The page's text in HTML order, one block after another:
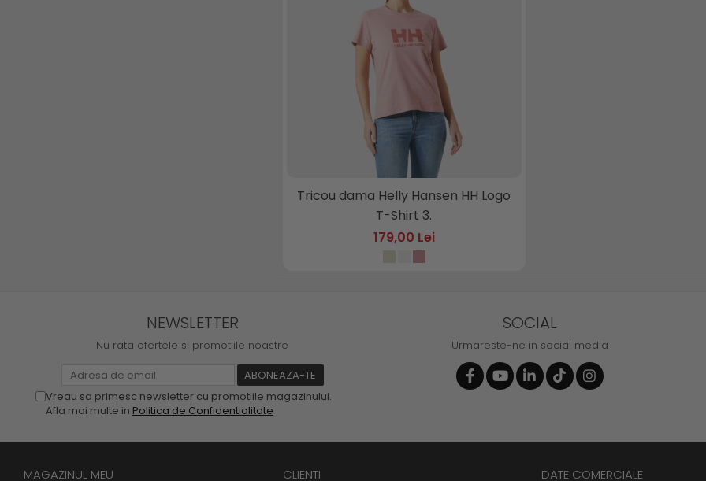
Tricou dama Helly Hansen HH Logo
T-Shirt 3.
179,00 Lei
NEWSLETTER
Nu rata ofertele si promotiile noastre
Vreau sa primesc newsletter cu promotiile magazinului.
Afla mai multe in Politica de Confidentialitate
SOCIAL
Urmareste-ne in social media
MAGAZINUL MEU CLIENTI DATE COMERCIALE